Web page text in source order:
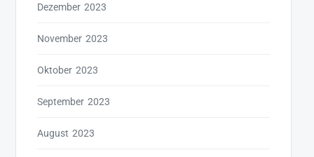
Dezember 2023
November 2023
Oktober 2023
September 2023
August 2023